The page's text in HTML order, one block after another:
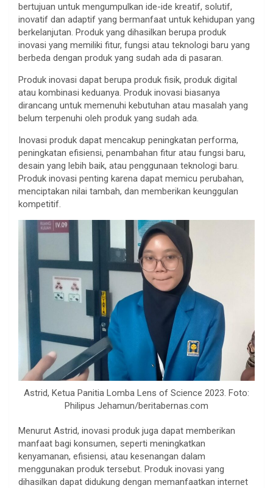
bertujuan untuk mengumpulkan ide-ide kreatif, solutif,
inovatif dan adaptif yang bermanfaat untuk kehidupan yang
berkelanjutan. Produk yang dihasilkan berupa produk
inovasi yang memiliki fitur, fungsi atau teknologi baru yang
berbeda dengan produk yang sudah ada di pasaran.
Produk inovasi dapat berupa produk fisik, produk digital
atau kombinasi keduanya. Produk inovasi biasanya
dirancang untuk memenuhi kebutuhan atau masalah yang
belum terpenuhi oleh produk yang sudah ada.
Inovasi produk dapat mencakup peningkatan performa,
peningkatan efisiensi, penambahan fitur atau fungsi baru,
desain yang lebih baik, atau penggunaan teknologi baru.
Produk inovasi penting karena dapat memicu perubahan,
menciptakan nilai tambah, dan memberikan keunggulan
kompetitif.
Astrid, Ketua Panitia Lomba Lens of Science 2023. Foto:
Philipus Jehamun/beritabernas.com
Menurut Astrid, inovasi produk juga dapat memberikan
manfaat bagi konsumen, seperti meningkatkan
kenyamanan, efisiensi, atau kesenangan dalam
menggunakan produk tersebut. Produk inovasi yang
dihasilkan dapat didukung dengan memanfaatkan internet